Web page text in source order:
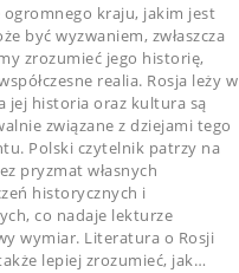
ogromnego kraju, jakim jest
być wyzwaniem, zwłaszcza
zrozumieć jego historię,
realia. Rosja leży w
jej historia oraz kultura są
związane z dziejami tego
Polski czytelnik patrzy na
pryzmat własnych
historycznych i
co nadaje lekturze
wymiar. Literatura o Rosji
lepiej zrozumieć, jak…